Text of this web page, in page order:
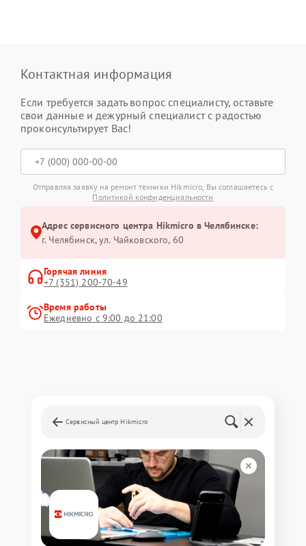
Контактная информация
Если требуется задать вопрос специалисту, оставьте
свои данные и дежурный специалист с радостью
проконсультирует Вас!
Отправляя заявку на ремонт техники Hikmicro, Вы соглашаетесь с
Политикой конфиденциальности
Адрес сервисного центра Hikmicro в Челябинске:
г. Челябинск, ул. Чайковского, 60
Горячая линия
+7 (351) 200-70-49
Время работы
Ежедневно с 9:00 до 21:00
Сервисный центр Hikmicro